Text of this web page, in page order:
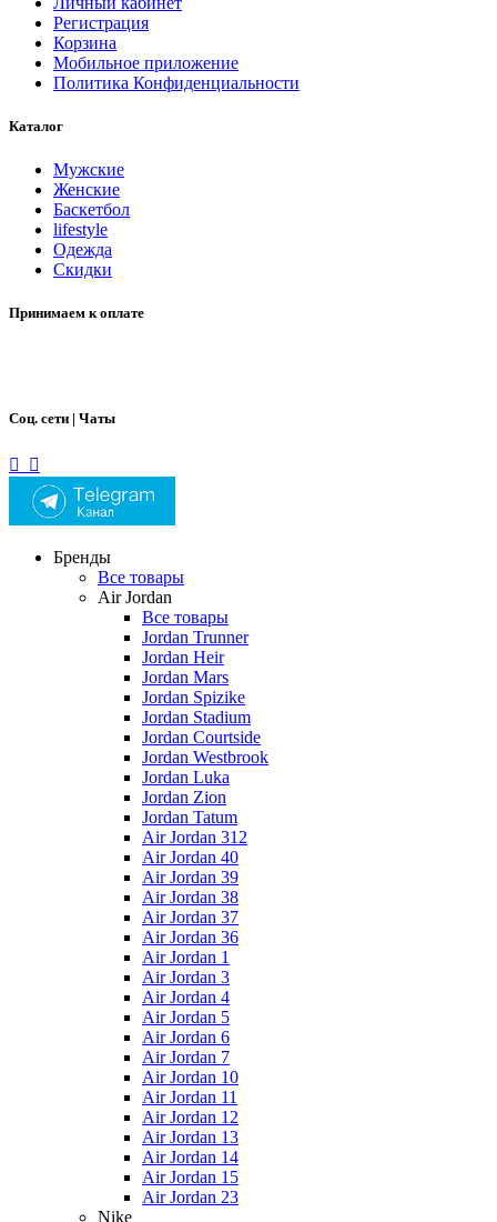
Регистрация
Корзина
Мобильное приложение
Политика Конфиденциальности
Каталог
Мужские
Женские
Баскетбол
lifestyle
Одежда
Скидки
Принимаем к оплате
Соц. сети | Чаты
Бренды
Все товары
Air Jordan
Все товары
Jordan Trunner
Jordan Heir
Jordan Mars
Jordan Spizike
Jordan Stadium
Jordan Courtside
Jordan Westbrook
Jordan Luka
Jordan Zion
Jordan Tatum
Air Jordan 312
Air Jordan 40
Air Jordan 39
Air Jordan 38
Air Jordan 37
Air Jordan 36
Air Jordan 1
Air Jordan 3
Air Jordan 4
Air Jordan 5
Air Jordan 6
Air Jordan 7
Air Jordan 10
Air Jordan 11
Air Jordan 12
Air Jordan 13
Air Jordan 14
Air Jordan 15
Air Jordan 23
Nike